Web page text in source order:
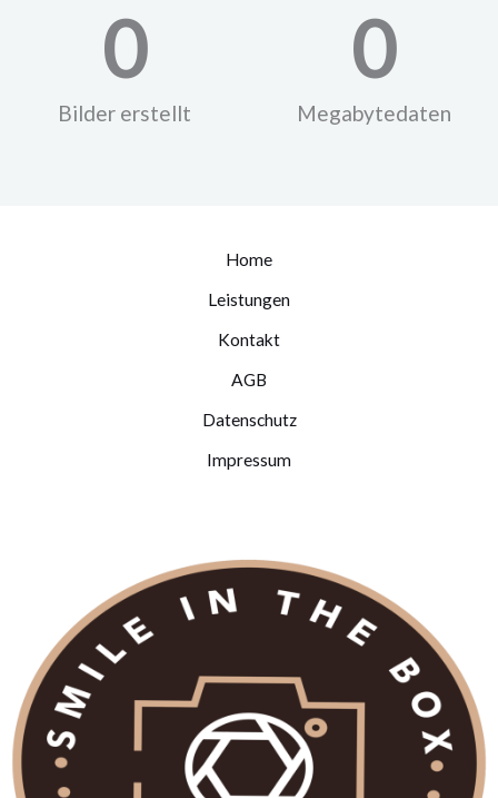
Bilder erstellt
0
Megabytedaten
0
Home
Leistungen
Kontakt
AGB
Datenschutz
Impressum